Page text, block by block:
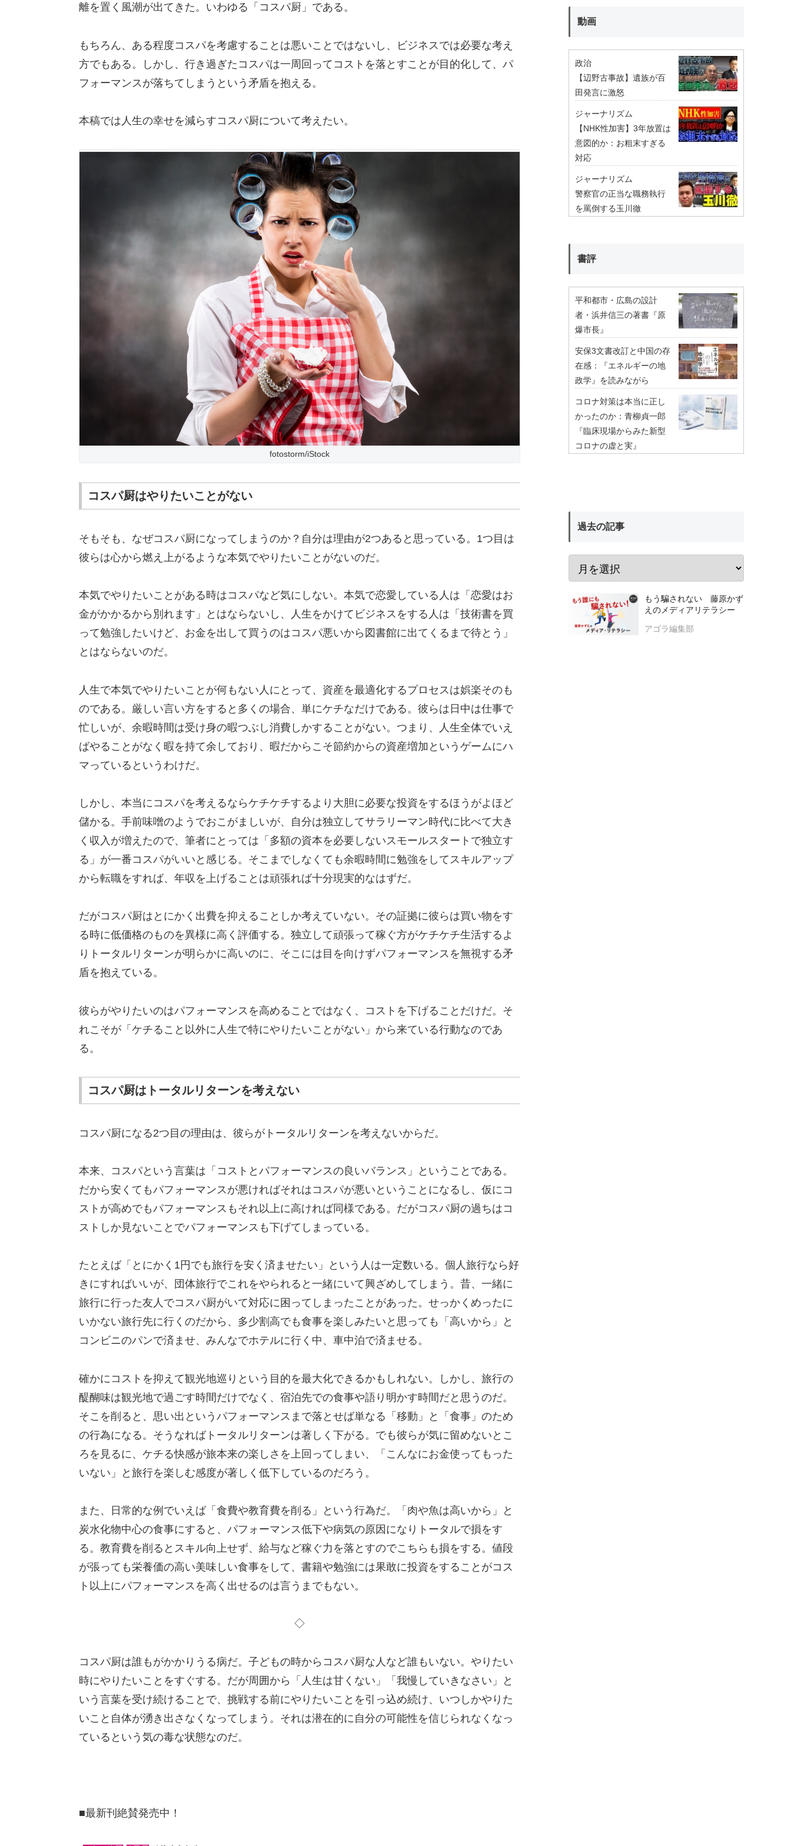
離を置く風潮が出てきた。いわゆる「コスパ厨」である。
もちろん、ある程度コスパを考慮することは悪いことではないし、ビジネスでは必要な考え
方でもある。しかし、行き過ぎたコスパは一周回ってコストを落とすことが目的化して、パ
フォーマンスが落ちてしまうという矛盾を抱える。
本稿では人生の幸せを減らすコスパ厨について考えたい。
fotostorm/iStock
コスパ厨はやりたいことがない
そもそも、なぜコスパ厨になってしまうのか？自分は理由が2つあると思っている。1つ目は
彼らは心から燃え上がるような本気でやりたいことがないのだ。
本気でやりたいことがある時はコスパなど気にしない。本気で恋愛している人は「恋愛はお
金がかかるから別れます」とはならないし、人生をかけてビジネスをする人は「技術書を買
って勉強したいけど、お金を出して買うのはコスパ悪いから図書館に出てくるまで待とう」
とはならないのだ。
人生で本気でやりたいことが何もない人にとって、資産を最適化するプロセスは娯楽そのも
のである。厳しい言い方をすると多くの場合、単にケチなだけである。彼らは日中は仕事で
忙しいが、余暇時間は受け身の暇つぶし消費しかすることがない。つまり、人生全体でいえ
ばやることがなく暇を持て余しており、暇だからこそ節約からの資産増加というゲームにハ
マっているというわけだ。
しかし、本当にコスパを考えるならケチケチするより大胆に必要な投資をするほうがよほど
儲かる。手前味噌のようでおこがましいが、自分は独立してサラリーマン時代に比べて大き
く収入が増えたので、筆者にとっては「多額の資本を必要しないスモールスタートで独立す
る」が一番コスパがいいと感じる。そこまでしなくても余暇時間に勉強をしてスキルアップ
から転職をすれば、年収を上げることは頑張れば十分現実的なはずだ。
だがコスパ厨はとにかく出費を抑えることしか考えていない。その証拠に彼らは買い物をす
る時に低価格のものを異様に高く評価する。独立して頑張って稼ぐ方がケチケチ生活するよ
りトータルリターンが明らかに高いのに、そこには目を向けずパフォーマンスを無視する矛
盾を抱えている。
彼らがやりたいのはパフォーマンスを高めることではなく、コストを下げることだけだ。そ
れこそが「ケチること以外に人生で特にやりたいことがない」から来ている行動なのであ
る。
コスパ厨はトータルリターンを考えない
コスパ厨になる2つ目の理由は、彼らがトータルリターンを考えないからだ。
本来、コスパという言葉は「コストとパフォーマンスの良いバランス」ということである。
だから安くてもパフォーマンスが悪ければそれはコスパが悪いということになるし、仮にコ
ストが高めでもパフォーマンスもそれ以上に高ければ同様である。だがコスパ厨の過ちはコ
ストしか見ないことでパフォーマンスも下げてしまっている。
たとえば「とにかく1円でも旅行を安く済ませたい」という人は一定数いる。個人旅行なら好
きにすればいいが、団体旅行でこれをやられると一緒にいて興ざめしてしまう。昔、一緒に
旅行に行った友人でコスパ厨がいて対応に困ってしまったことがあった。せっかくめったに
いかない旅行先に行くのだから、多少割高でも食事を楽しみたいと思っても「高いから」と
コンビニのパンで済ませ、みんなでホテルに行く中、車中泊で済ませる。
確かにコストを抑えて観光地巡りという目的を最大化できるかもしれない。しかし、旅行の
醍醐味は観光地で過ごす時間だけでなく、宿泊先での食事や語り明かす時間だと思うのだ。
そこを削ると、思い出というパフォーマンスまで落とせば単なる「移動」と「食事」のため
の行為になる。そうなればトータルリターンは著しく下がる。でも彼らが気に留めないとこ
ろを見るに、ケチる快感が旅本来の楽しさを上回ってしまい、「こんなにお金使ってもった
いない」と旅行を楽しむ感度が著しく低下しているのだろう。
また、日常的な例でいえば「食費や教育費を削る」という行為だ。「肉や魚は高いから」と
炭水化物中心の食事にすると、パフォーマンス低下や病気の原因になりトータルで損をす
る。教育費を削るとスキル向上せず、給与など稼ぐ力を落とすのでこちらも損をする。値段
が張っても栄養価の高い美味しい食事をして、書籍や勉強には果敢に投資をすることがコス
ト以上にパフォーマンスを高く出せるのは言うまでもない。
◇
コスパ厨は誰もがかかりうる病だ。子どもの時からコスパ厨な人など誰もいない。やりたい
時にやりたいことをすぐする。だが周囲から「人生は甘くない」「我慢していきなさい」と
いう言葉を受け続けることで、挑戦する前にやりたいことを引っ込め続け、いつしかやりた
いこと自体が湧き出さなくなってしまう。それは潜在的に自分の可能性を信じられなくなっ
ているという気の毒な状態なのだ。
■最新刊絶賛発売中！
動画
政治
【辺野古事故】遺族が百
田発言に激怒
ジャーナリズム
【NHK性加害】3年放置は
意図的か：お粗末すぎる
対応
ジャーナリズム
警察官の正当な職務執行
を罵倒する玉川徹
書評
平和都市・広島の設計
者・浜井信三の著書『原
爆市長』
安保3文書改訂と中国の存
在感：『エネルギーの地
政学』を読みながら
コロナ対策は本当に正し
かったのか：青柳貞一郎
『臨床現場からみた新型
コロナの虚と実』
過去の記事
もう騙されない 藤原かず
えのメディアリテラシー
アゴラ編集部